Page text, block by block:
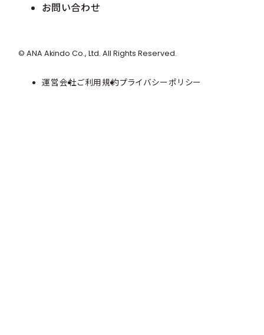
お問い合わせ
© ANA Akindo Co., Ltd. All Rights Reserved.
運営会社ご利用規約プライバシーポリシー